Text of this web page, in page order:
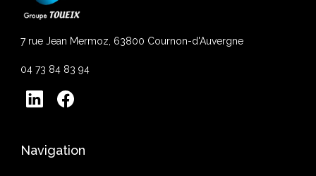
7 rue Jean Mermoz, 63800 Cournon-d'Auvergne
04 73 84 83 94
Navigation